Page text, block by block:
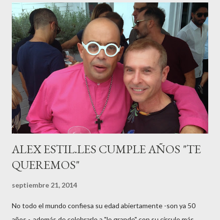
haciéndole padre de un precioso niño. Marta ha sido toda una
campeona, durante los primeros 3 meses de embarazo tuvo que
guardar reposo debido a un síndrome llamado
“hiperemesisgravídica”.Pasados los meses fatídicos de
gestación Marta tiró adelante con el embarazo, ahora es una
mamá feliz. Otro de los modelos que ha sido padre este año ha
sido el madrileño, Emilio Flores , el top que desfiló en las mejores
pasarelas ...
ALEX ESTIL.LES CUMPLE AÑOS "TE
QUEREMOS"
septiembre 21, 2014
No todo el mundo confiesa su edad abiertamente -son ya 50